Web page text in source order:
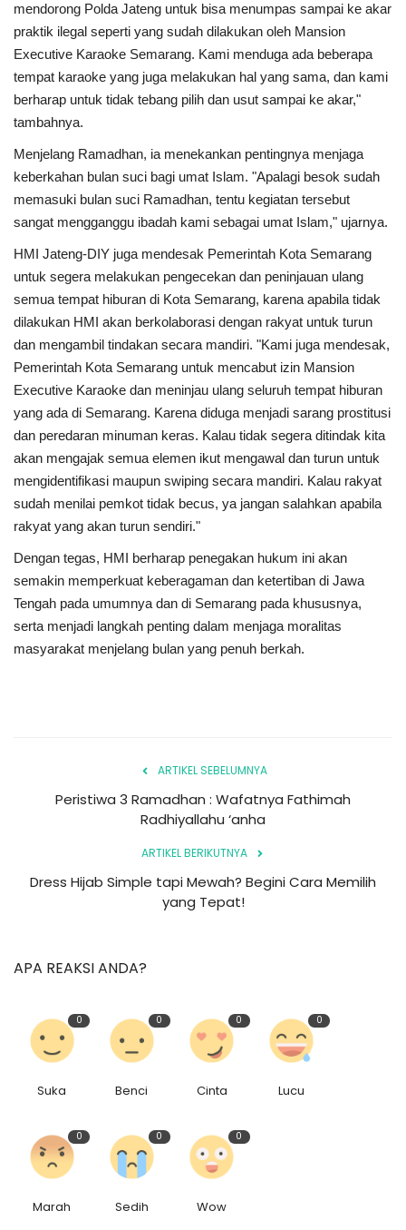
mendorong Polda Jateng untuk bisa menumpas sampai ke akar
praktik ilegal seperti yang sudah dilakukan oleh Mansion
Executive Karaoke Semarang. Kami menduga ada beberapa
tempat karaoke yang juga melakukan hal yang sama, dan kami
berharap untuk tidak tebang pilih dan usut sampai ke akar,"
tambahnya.
Menjelang Ramadhan, ia menekankan pentingnya menjaga
keberkahan bulan suci bagi umat Islam. "Apalagi besok sudah
memasuki bulan suci Ramadhan, tentu kegiatan tersebut
sangat mengganggu ibadah kami sebagai umat Islam," ujarnya.
HMI Jateng-DIY juga mendesak Pemerintah Kota Semarang
untuk segera melakukan pengecekan dan peninjauan ulang
semua tempat hiburan di Kota Semarang, karena apabila tidak
dilakukan HMI akan berkolaborasi dengan rakyat untuk turun
dan mengambil tindakan secara mandiri. "Kami juga mendesak,
Pemerintah Kota Semarang untuk mencabut izin Mansion
Executive Karaoke dan meninjau ulang seluruh tempat hiburan
yang ada di Semarang. Karena diduga menjadi sarang prostitusi
dan peredaran minuman keras. Kalau tidak segera ditindak kita
akan mengajak semua elemen ikut mengawal dan turun untuk
mengidentifikasi maupun swiping secara mandiri. Kalau rakyat
sudah menilai pemkot tidak becus, ya jangan salahkan apabila
rakyat yang akan turun sendiri."
Dengan tegas, HMI berharap penegakan hukum ini akan
semakin memperkuat keberagaman dan ketertiban di Jawa
Tengah pada umumnya dan di Semarang pada khususnya,
serta menjadi langkah penting dalam menjaga moralitas
masyarakat menjelang bulan yang penuh berkah.
ARTIKEL SEBELUMNYA
Peristiwa 3 Ramadhan : Wafatnya Fathimah
Radhiyallahu ‘anha
ARTIKEL BERIKUTNYA
Dress Hijab Simple tapi Mewah? Begini Cara Memilih
yang Tepat!
APA REAKSI ANDA?
0
Suka
0
Benci
0
Cinta
0
Lucu
0
Marah
0
Sedih
0
Wow